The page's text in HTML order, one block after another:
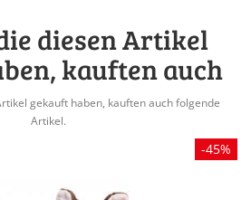
diesen Artikel
kauften auch
gekauft haben, kauften auch folgende
Artikel.
-45%